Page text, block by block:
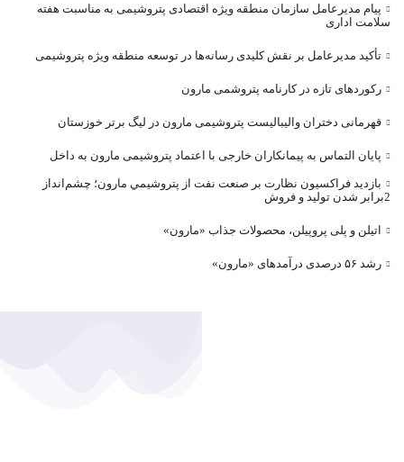
پیام مدیرعامل سازمان منطقه ویژه اقتصادی پتروشیمی به مناسبت هفته
سلامت اداری
تأکید مدیرعامل بر نقش کلیدی رسانه‌ها در توسعه منطقه ویژه پتروشیمی
رکوردهای تازه در کارنامه پتروشمی مارون
قهرمانی دختران والیبالیست پتروشیمی مارون در لیگ برتر خوزستان
پایان التماس به پیمانکاران خارجی با اعتماد پتروشیمی مارون به داخل
بازديد فراکسيون نظارت بر صنعت نفت از پتروشيمي مارون؛ چشم‌انداز
2برابر شدن توليد و فروش
اتیلن و پلی پروپیلن، محصولات جذاب «مارون»
رشد ۵۶ درصدی درآمد‌های «مارون»